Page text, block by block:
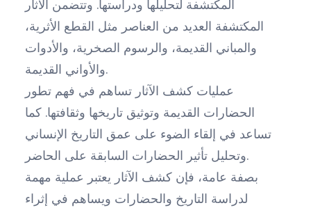
المكتشفة لتحليلها ودراستها. وتتضمن الآثار
المكتشفة العديد من العناصر مثل القطع الأثرية،
والمباني القديمة، والرسوم الصخرية، والأدوات
والأواني القديمة.
عمليات كشف الآثار تساهم في فهم تطور
الحضارات القديمة وتوثيق تاريخها وثقافتها. كما
تساعد في إلقاء الضوء على عمق التاريخ الإنساني
وتحليل تأثير الحضارات السابقة على الحاضر.
بصفة عامة، فإن كشف الآثار يعتبر عملية مهمة
لدراسة التاريخ والحضارات ويساهم في إثراء